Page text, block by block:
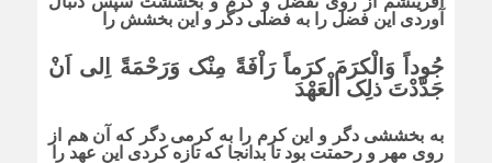
آوردى این فضل را به فضلى دگر و این بخشش را
جُوداً وَالْکرَمَ کرَماً رَاْفَةً مِنْک وَرَحْمَةً اِلى اَنْ
جَدَّدْتَ ذلِک الْعَهْدَ
به بخششى دگر و این کرم را به کرمى دگر که آن هم از
روى مهر و رحمتت بود تا بدانجا که تازه کردى این عهد را